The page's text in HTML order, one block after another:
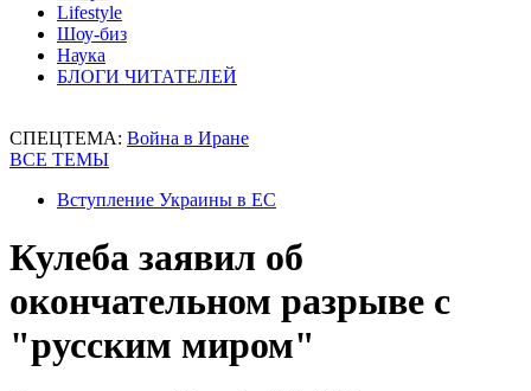
Lifestyle
Шоу-биз
Наука
БЛОГИ ЧИТАТЕЛЕЙ
СПЕЦТЕМА: Война в Иране
ВСЕ ТЕМЫ
Вступление Украины в ЕС
Кулеба заявил об
окончательном разрыве с
"русским миром"